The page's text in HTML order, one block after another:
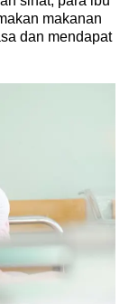
makanan
dan mendapat